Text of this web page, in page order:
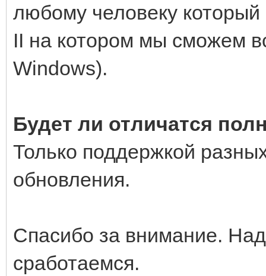
любому человеку
II на котором мы сможем
Windows).
Будет ли отличатся
Только поддержкой
обновления.
Спасибо за внимание.
сработаемся.